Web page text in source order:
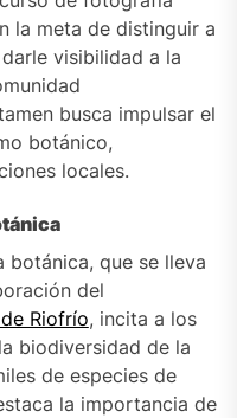
la meta de distinguir a
visibilidad a la
busca impulsar el
botánico,
locales.
que se lleva
del
Riofrío, incita a los
biodiversidad de la
de especies de
la importancia de